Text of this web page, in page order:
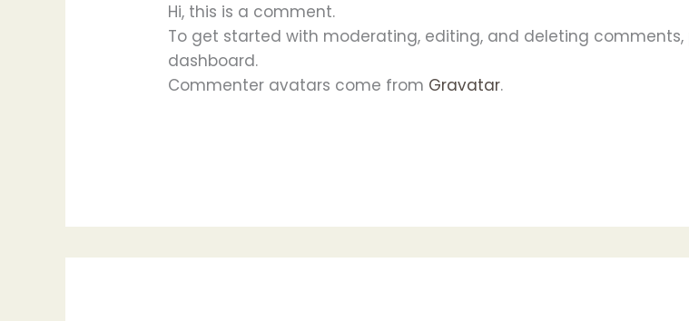
Hi, this is a comment.
To get started with moderating, editing, and deleting
dashboard.
Commenter avatars come from Gravatar.